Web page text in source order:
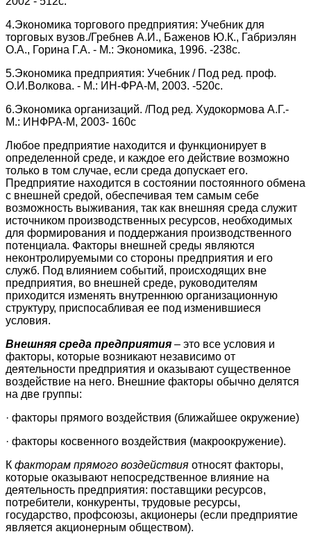
4.Экономика торгового предприятия: Учебник для
торговых вузов./Гребнев А.И., Баженов Ю.К., Габриэлян
О.А., Горина Г.А. - М.: Экономика, 1996. -238с.
5.Экономика предприятия: Учебник / Под ред. проф.
О.И.Волкова. - М.: ИН-ФРА-М, 2003. -520с.
6.Экономика организаций. /Под ред. Худокормова А.Г.-
М.: ИНФРА-М, 2003- 160с
Любое предприятие находится и функционирует в
определенной среде, и каждое его действие возможно
только в том случае, если среда допускает его.
Предприятие находится в состоянии постоянного обмена
с внешней средой, обеспечивая тем самым себе
возможность выживания, так как внешняя среда служит
источником производственных ресурсов, необходимых
для формирования и поддержания производственного
потенциала. Факторы внешней среды являются
неконтролируемыми со стороны предприятия и его
служб. Под влиянием событий, происходящих вне
предприятия, во внешней среде, руководителям
приходится изменять внутреннюю организационную
структуру, приспосабливая ее под изменившиеся
условия.
Внешняя среда предприятия – это все условия и
факторы, которые возникают независимо от
деятельности предприятия и оказывают существенное
воздействие на него. Внешние факторы обычно делятся
на две группы:
· факторы прямого воздействия (ближайшее окружение)
· факторы косвенного воздействия (макроокружение).
К факторам прямого воздействия относят факторы,
которые оказывают непосредственное влияние на
деятельность предприятия: поставщики ресурсов,
потребители, конкуренты, трудовые ресурсы,
государство, профсоюзы, акционеры (если предприятие
является акционерным обществом).